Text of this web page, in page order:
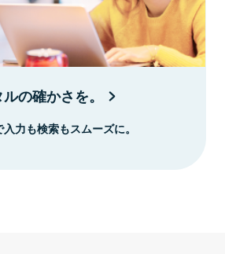
の確かさを。
力も検索もスムーズに。